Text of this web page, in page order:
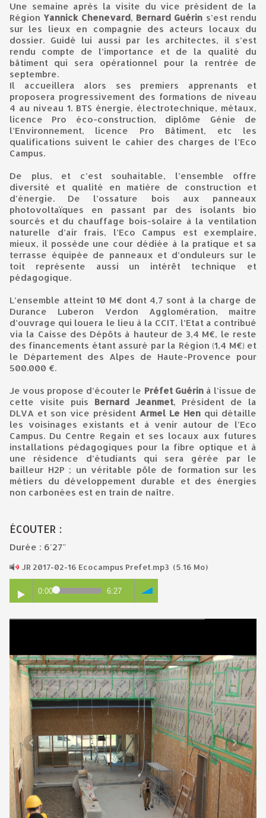
Une semaine après la visite du vice président de la
Région Yannick Chenevard, Bernard Guérin s’est rendu
sur les lieux en compagnie des acteurs locaux du
dossier. Guidé lui aussi par les architectes, il s’est
rendu compte de l’importance et de la qualité du
bâtiment qui sera opérationnel pour la rentrée de
septembre.
Il accueillera alors ses premiers apprenants et
proposera progressivement des formations de niveau
4 au niveau 1. BTS énergie, électrotechnique, métaux,
licence Pro éco-construction, diplôme Génie de
l’Environnement, licence Pro Bâtiment, etc les
qualifications suivent le cahier des charges de l’Eco
Campus.
De plus, et c’est souhaitable, l’ensemble offre
diversité et qualité en matière de construction et
d’énergie. De l’ossature bois aux panneaux
photovoltaïques en passant par des isolants bio
sourcés et du chauffage bois-solaire à la ventilation
naturelle d’air frais, l’Eco Campus est exemplaire,
mieux, il possède une cour dédiée à la pratique et sa
terrasse équipée de panneaux et d’onduleurs sur le
toit représente aussi un intérêt technique et
pédagogique.
L’ensemble atteint 10 M€ dont 4,7 sont à la charge de
Durance Luberon Verdon Agglomération, maitre
d’ouvrage qui louera le lieu à la CCIT, l’Etat a contribué
via la Caisse des Dépôts à hauteur de 3,4 M€, le reste
des financements étant assuré par la Région (1,4 M€) et
le Département des Alpes de Haute-Provence pour
500.000 €.
Je vous propose d’écouter le Préfet Guérinà l’issue de
cette visite puis Bernard Jeanmet, Président de la
DLVA et son vice président Armel Le Hen qui détaille
les voisinages existants et à venir autour de l’Eco
Campus. Du Centre Regain et ses locaux aux futures
installations pédagogiques pour la fibre optique et à
une résidence d’étudiants qui sera gérée par le
bailleur H2P ; un véritable pôle de formation sur les
métiers du développement durable et des énergies
non carbonées est en train de naître.
ÉCOUTER :
Durée : 6'27"
JR 2017-02-16 Ecocampus Prefet.mp3 (5.16 Mo)
0:00 6:27